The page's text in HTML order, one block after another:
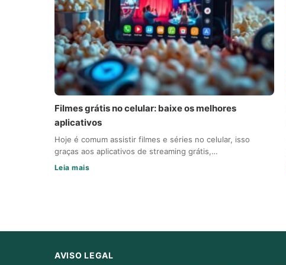
Filmes grátis no celular: baixe os melhores
aplicativos
Hoje é comum assistir filmes e séries no celular, isso
graças aos aplicativos de streaming grátis,…
Leia mais
AVISO LEGAL